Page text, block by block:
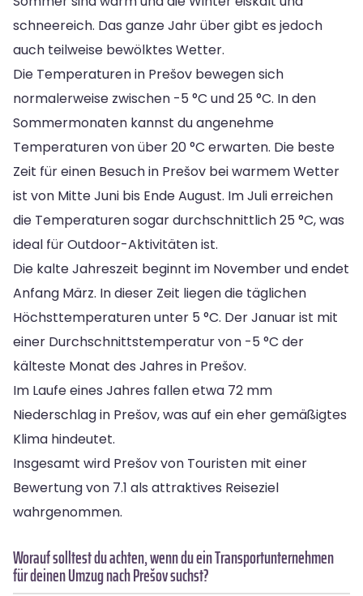
schneereich. Das ganze Jahr über gibt es jedoch
auch teilweise bewölktes Wetter.
Die Temperaturen in Prešov bewegen sich
normalerweise zwischen -5 °C und 25 °C. In den
Sommermonaten kannst du angenehme
Temperaturen von über 20 °C erwarten. Die beste
Zeit für einen Besuch in Prešov bei warmem Wetter
ist von Mitte Juni bis Ende August. Im Juli erreichen
die Temperaturen sogar durchschnittlich 25 °C, was
ideal für Outdoor-Aktivitäten ist.
Die kalte Jahreszeit beginnt im November und endet
Anfang März. In dieser Zeit liegen die täglichen
Höchsttemperaturen unter 5 °C. Der Januar ist mit
einer Durchschnittstemperatur von -5 °C der
kälteste Monat des Jahres in Prešov.
Im Laufe eines Jahres fallen etwa 72 mm
Niederschlag in Prešov, was auf ein eher gemäßigtes
Klima hindeutet.
Insgesamt wird Prešov von Touristen mit einer
Bewertung von 7.1 als attraktives Reiseziel
wahrgenommen.
Worauf solltest du achten, wenn du ein Transportunternehmen
für deinen Umzug nach Prešov suchst?